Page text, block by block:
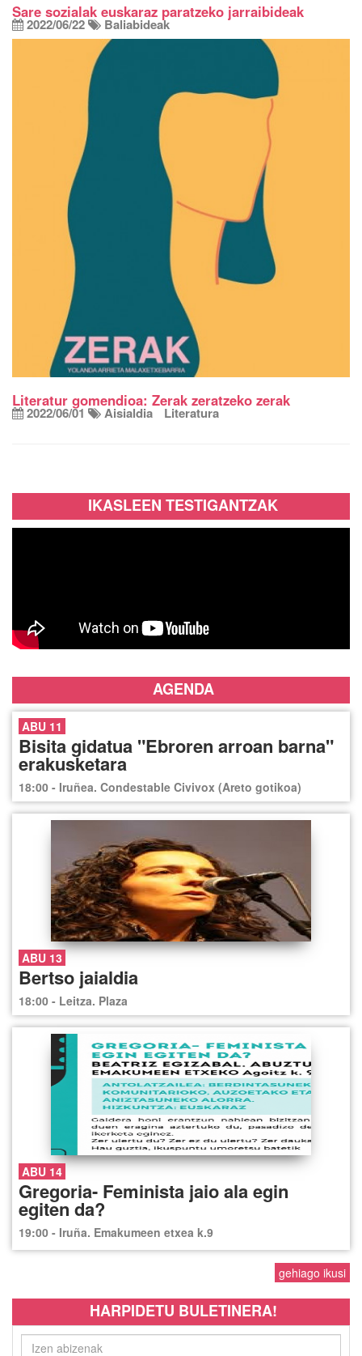
Sare sozialak euskaraz paratzeko jarraibideak
2022/06/22 Baliabideak
Literatur gomendioa: Zerak zeratzeko zerak
2022/06/01 Aisialdia Literatura
IKASLEEN TESTIGANTZAK
AGENDA
ABU 11
Bisita gidatua "Ebroren arroan barna"
erakusketara
18:00 - Iruñea. Condestable Civivox (Areto gotikoa)
ABU 13
Bertso jaialdia
18:00 - Leitza. Plaza
ABU 14
Gregoria- Feminista jaio ala egin
egiten da?
19:00 - Iruña. Emakumeen etxea k.9
gehiago ikusi
HARPIDETU BULETINERA!